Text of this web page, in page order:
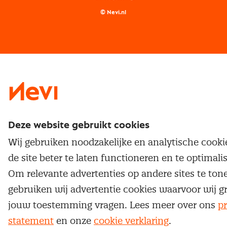
Nevi 2
© Nevi.nl
Deze website gebruikt cookies
Wij gebruiken noodzakelijke en analytische
de site beter te laten functioneren en te
Om relevante advertenties op andere sites te
gebruiken wij advertentie cookies waarvoor wij
jouw toestemming vragen. Lees meer over ons
statement en onze cookie verklaring.